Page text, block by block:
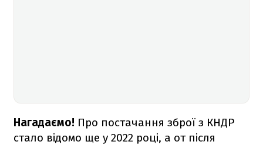
Нагадаємо! Про постачання зброї з КНДР
стало відомо ще у 2022 році, а от після